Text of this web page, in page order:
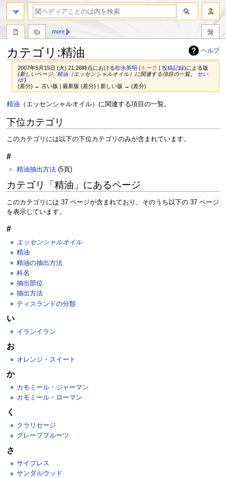
ヘルプ
カテゴリ:精油
2007年5月15日 (火) 21:26時点における松永英明 ( トーク | 投稿記録)による版
(新しいページ: '精油（エッセンシャルオイル）に関連する項目の一覧。 せい
ゆ')
(差分) ← 古い版 | 最新版 (差分) | 新しい版 → (差分)
ナ
ゲ
シ
ョ
ン
に
移
動
検
に
動
精油 （エッセンシャルオイル）に関連する項目の一覧。
下位カテゴリ
このカテゴリには以下の下位カテゴリのみが含まれています。
#
► 精油抽出方法‎ (5頁)
カテゴリ「精油」にあるページ
このカテゴリには 37 ページが含まれており、そのうち以下の 37 ページ
を表示しています。
#
エッセンシャルオイル
精油
精油の抽出方法
科名
抽出部位
抽出方法
ティスランドの分類
い
イランイラン
お
オレンジ・スイート
か
カモミール・ジャーマン
カモミール・ローマン
く
クラリセージ
グレープフルーツ
さ
サイプレス
サンダルウッド
more